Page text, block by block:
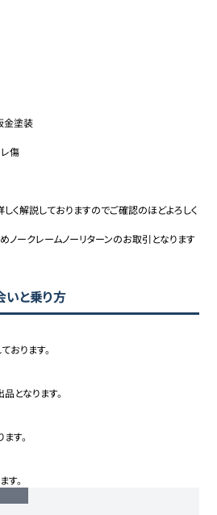
金塗装
傷
く解説しておりますのでご確認のほどよろしく
ークレームノーリターンのお取引となります
いと乗り方
おります。
となります。
す。
す。